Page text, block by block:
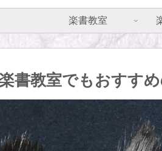
楽書教室
書教室でもおすす